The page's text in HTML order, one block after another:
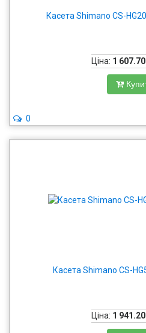
Касета Shimano CS-
Ціна: 1 607.70
0
Касета Shimano CS-
Ціна: 1 941.20